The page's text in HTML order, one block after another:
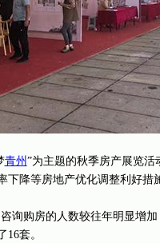
青州 ”为主题的秋季房产展览活
下降等房地产优化调整利好措
询购房的人数较往年明显增
套。